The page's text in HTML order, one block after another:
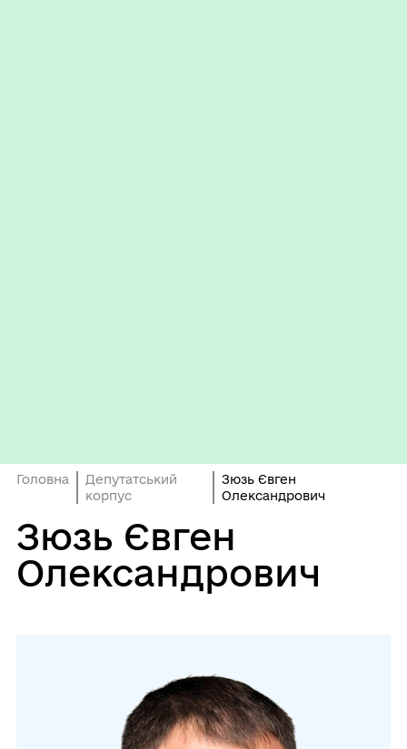
Головна
Депутатський
корпус
Зюзь Євген
Олександрович
Зюзь Євген
Олександрович